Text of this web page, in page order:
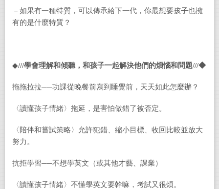
－如果有一種特質，可以傳承給下一代，你最想要孩子也擁
有的是什麼特質？
◆///學會理解和傾聽，和孩子一起解決他們的煩惱和問題///◆
拖拖拉拉──功課從晚餐前寫到睡覺前，天天如此怎麼辦？
〈讀懂孩子情緒〉拖延，是害怕做錯了被否定。
〈陪伴和嘗試策略〉允許犯錯、縮小目標、收回比較並放大
努力。
抗拒學習──不想學英文（或其他才藝、課業）
〈讀懂孩子情緒〉不懂學英文要幹嘛，考試又很煩。